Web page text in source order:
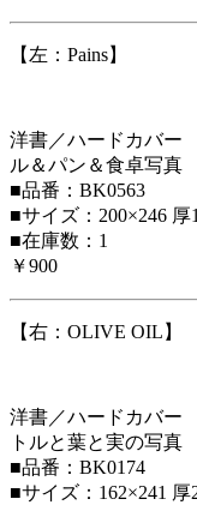
【左：Pains】
洋書／ハードカバ
ル＆パン＆食卓写
■品番：BK0563
■サイズ：200×246 厚
■在庫数：1
￥900
【右：OLIVE OIL】
洋書／ハードカバ
トルと葉と実の写真
■品番：BK0174
■サイズ：162×241 厚